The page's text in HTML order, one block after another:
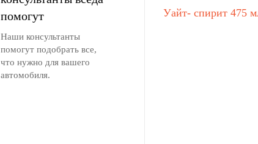
помогут
Наши консультанты
помогут подобрать все,
что нужно для вашего
автомобиля.
Уайт- спирит 475